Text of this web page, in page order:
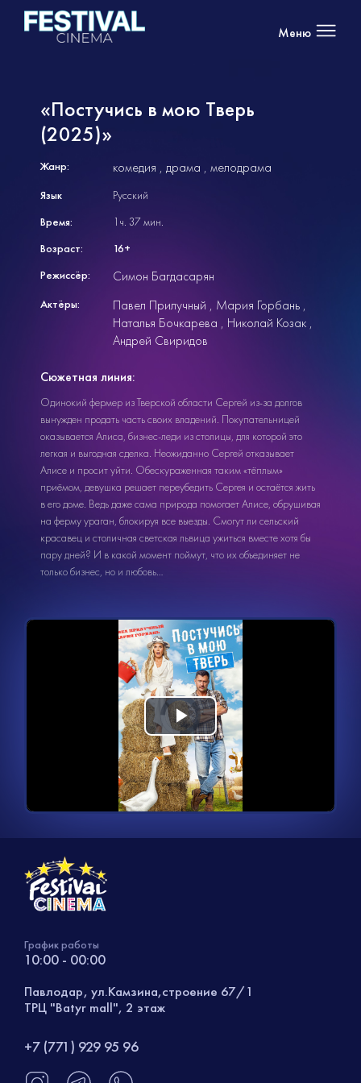
Меню
«Постучись в мою Тверь
(2025)»
Жанр: комедия драма мелодрама
Язык
Русский
Время:
1ч. 37 мин.
Возраст:
16+
Режиссёр:
Симон Багдасарян
Актёры: Павел Прилучный
Мария Горбань
Наталья Бочкарева
Николай Козак
Андрей Свиридов
Сюжетная линия:
Одинокий фермер из Тверской области Сергей из-за долгов
вынужден продать часть своих владений. Покупательницей
оказывается Алиса, бизнес-леди из столицы, для которой это
легкая и выгодная сделка. Неожиданно Сергей отказывает
Алисе и просит уйти. Обескураженная таким «тёплым»
приёмом, девушка решает переубедить Сергея и остаётся жить
в его доме. Ведь даже сама природа помогает Алисе, обрушивая
на ферму ураган, блокируя все выезды. Смогут ли сельский
красавец и столичная светская львица ужиться вместе хотя бы
пару дней? И в какой момент поймут, что их объединяет не
только бизнес, но и любовь…
Видеоплеер
загружается.
Воспроизвести
видео
График работы
10:00 - 00:00
Павлодар, ул.Камзина,строение 67/1
ТРЦ "Batyr mall", 2 этаж
+7 (771) 929 95 96